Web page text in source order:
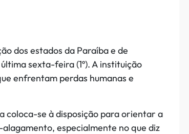
dos estados da Paraíba e de
sexta-feira (1º). A instituição
enfrentam perdas humanas e
coloca-se à disposição para orientar a
especialmente no que diz